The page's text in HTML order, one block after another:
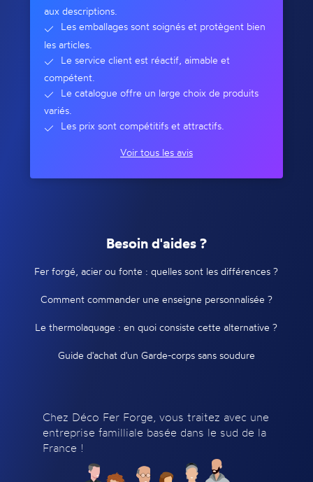
aux descriptions.
Les emballages sont soignés et protègent bien
les articles.
Le service client est réactif, aimable et
compétent.
Le catalogue offre un large choix de produits
variés.
Les prix sont compétitifs et attractifs.
Voir tous les avis
Besoin d'aides ?
Fer forgé, acier ou fonte : quelles sont les différences ?
Comment commander une enseigne personnalisée ?
Le thermolaquage : en quoi consiste cette alternative ?
Guide d'achat d'un Garde-corps sans soudure
Chez Déco Fer Forge, vous traitez avec une
entreprise familliale basée dans le sud de la
France !